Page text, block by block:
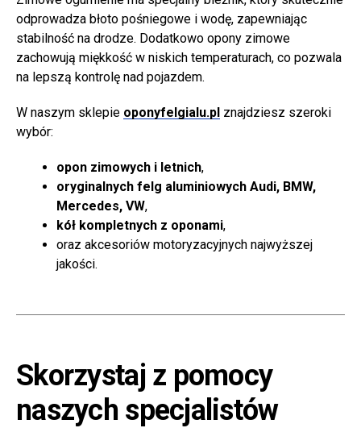
odprowadza błoto pośniegowe i wodę, zapewniając
stabilność na drodze. Dodatkowo opony zimowe
zachowują miękkość w niskich temperaturach, co pozwala
na lepszą kontrolę nad pojazdem.
W naszym sklepie oponyfelgialu.pl znajdziesz szeroki
wybór:
opon zimowych i letnich,
oryginalnych felg aluminiowych Audi, BMW,
Mercedes, VW,
kół kompletnych z oponami,
oraz akcesoriów motoryzacyjnych najwyższej
jakości.
Skorzystaj z pomocy
naszych specjalistów